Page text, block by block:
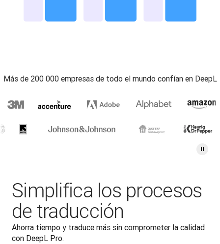
Más de 200 000 empresas de todo el mundo confían en DeepL
Simplifica los procesos
de traducción
Ahorra tiempo y traduce más sin comprometer la calidad
con DeepL Pro.